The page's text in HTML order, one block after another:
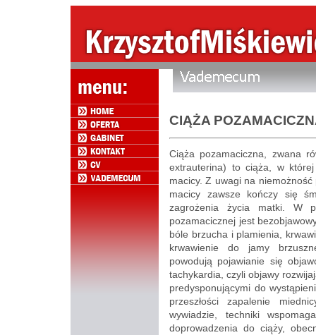
CIĄŻA
Ciąża pozamaciczna, zwana
extrauterina) to ciąża, w
macicy. Z uwagi na
macicy zawsze kończy się
zagrożenia życia matki. W
pozamacicznej jest
bóle brzucha i plamienia,
krwawienie do jamy
powodują pojawianie się
tachykardia, czyli objawy
predysponującymi do
przeszłości zapalenie
wywiadzie, techniki
doprowadzenia do ciąży,